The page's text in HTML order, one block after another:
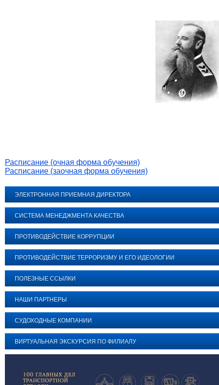
Расписание (очная форма обучения)
Расписание (заочная форма обучения)
ЭЛЕКТРОННАЯ ПРИЕМНАЯ ДИРЕКТОРА
СИСТЕМА МЕНЕДЖМЕНТА КАЧЕСТВА
ПРОТИВОДЕЙСТВИЕ КОРРУПЦИИ
ПРОТИВОДЕЙСТВИЕ ТЕРРОРИЗМУ И ЕГО ИДЕОЛОГИИ
ПОЛЕЗНЫЕ ССЫЛКИ
НАШИ ПАРТНЕРЫ
СУДОХОДНЫЕ КОМПАНИИ
ВИРТУАЛЬНАЯ ЭКСКУРСИЯ ПО ФИЛИАЛУ